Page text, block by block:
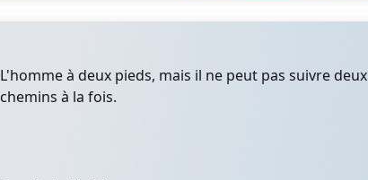
L'homme à deux pieds, mais il ne peut pas suivre deux
chemins à la fois.